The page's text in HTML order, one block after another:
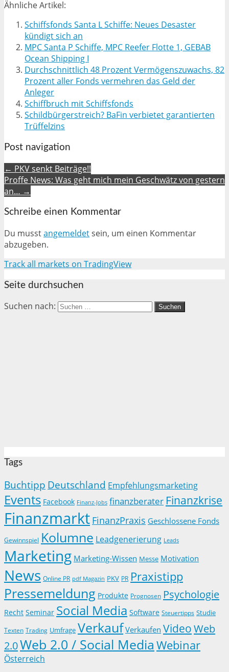
Ähnliche Artikel:
Schiffsfonds Santa L Schiffe: Neues Desaster
kündigt sich an
MPC Santa P Schiffe, MPC Reefer Flotte 1, GEBAB
Ocean Shipping I
Durchschnittlich 48 Prozent Vermögenszuwachs, 82
Prozent aller Fonds vermehren das Geld der
Anleger
Schiffbruch mit Schiffsfonds
Schildbürgerstreich? BaFin verbietet garantierten
Trüffelzins
Post navigation
← PKV senkt Beiträge!!
Proffe News: Was geht mich mein Geschwätz von gestern
an… →
Schreibe einen Kommentar
Du musstangemeldetsein, um einen Kommentar
abzugeben.
Track all markets on TradingView
Seite durchsuchen
Suchen nach:
Tags
Buchtipp Deutschland Empfehlungsmarketing
Events Facebook Finanz-Jobs finanzberater Finanzkrise
Finanzmarkt FinanzPraxis Geschlossene Fonds
Gewinnspiel Kolumne Leadgenerierung Leads
Marketing Marketing-Wissen Messe Motivation
News Online PR pdf Magazin PKV PR Praxistipp
Pressemeldung Produkte Prognosen Psychologie
Recht Seminar Social Media Software Steuertipps Studie
Texten Trading Umfrage Verkauf Verkaufen VideoWeb
2.0Web 2.0 / Social Media Webinar
Österreich